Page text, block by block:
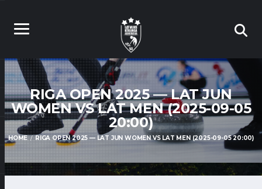
RIGA OPEN 2025 — LAT JUN
WOMEN VS LAT MEN (2025-09-05
20:00)
HOME RIGA OPEN 2025 — LAT JUN WOMEN VS LAT MEN (2025-09-05 20:00)